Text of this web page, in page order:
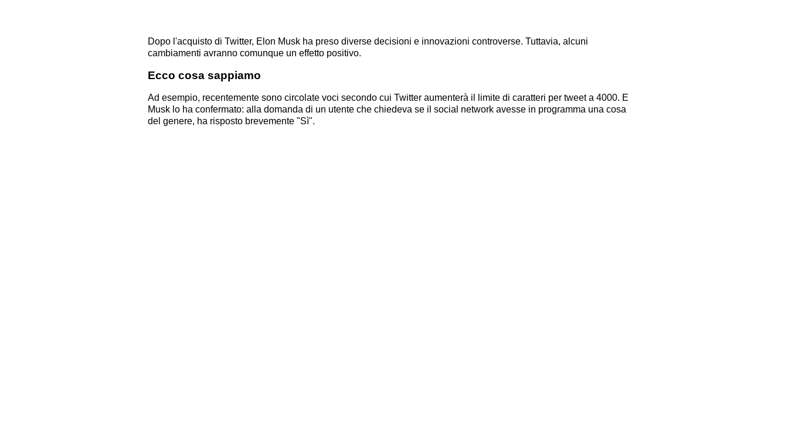
Dopo l'acquisto di Twitter, Elon Musk ha preso diverse decisioni e innovazioni controverse. Tuttavia, alcuni
cambiamenti avranno comunque un effetto positivo.
Ecco cosa sappiamo
Ad esempio, recentemente sono circolate voci secondo cui Twitter aumenterà il limite di caratteri per tweet a 4000. E
Musk lo ha confermato: alla domanda di un utente che chiedeva se il social network avesse in programma una cosa
del genere, ha risposto brevemente "Sì".